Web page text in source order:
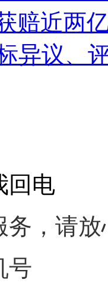
赔近两
异议、
回电
务，请放
号